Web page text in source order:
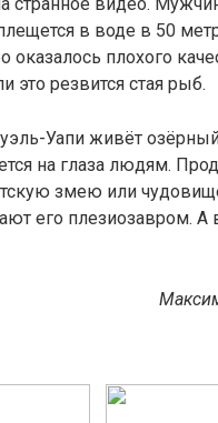
в воде в 50
плохого
это резвится стая рыб.
Уапи живёт
на глаза людям.
змею или
его плезиозавром. А